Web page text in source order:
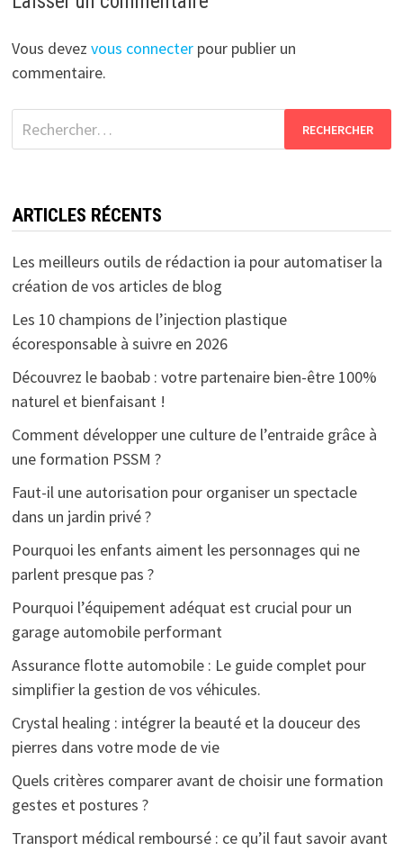
Vous devez vous connecterpour publier un
commentaire.
Rechercher :
ARTICLES RÉCENTS
Les meilleurs outils de rédaction ia pour automatiser la
création de vos articles de blog
Les 10 champions de l’injection plastique
écoresponsable à suivre en 2026
Découvrez le baobab : votre partenaire bien-être 100%
naturel et bienfaisant !
Comment développer une culture de l’entraide grâce à
une formation PSSM ?
Faut-il une autorisation pour organiser un spectacle
dans un jardin privé ?
Pourquoi les enfants aiment les personnages qui ne
parlent presque pas ?
Pourquoi l’équipement adéquat est crucial pour un
garage automobile performant
Assurance flotte automobile : Le guide complet pour
simplifier la gestion de vos véhicules.
Crystal healing : intégrer la beauté et la douceur des
pierres dans votre mode de vie
Quels critères comparer avant de choisir une formation
gestes et postures ?
Transport médical remboursé : ce qu’il faut savoir avant